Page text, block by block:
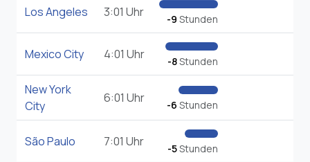
Los Angeles 3:01 Uhr -9 Stunden
Mexico City 4:01 Uhr -8Stunden
New York
City
6:01 Uhr -6 Stunden
São Paulo 7:01 Uhr -5Stunden